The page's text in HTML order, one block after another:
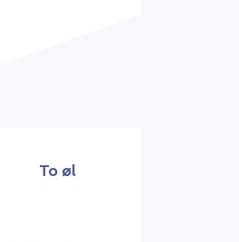
To øl